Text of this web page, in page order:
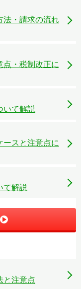
法・請求の流れ
点・税制改正に
いて解説
ースと注意点に
て解説
と注意点